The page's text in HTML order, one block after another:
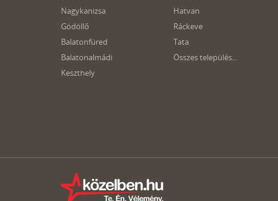
Nagykanizsa
Gödöllő
Balatonfüred
Balatonalmádi
Keszthely
Hatvan
Ráckeve
Tata
Összes település...